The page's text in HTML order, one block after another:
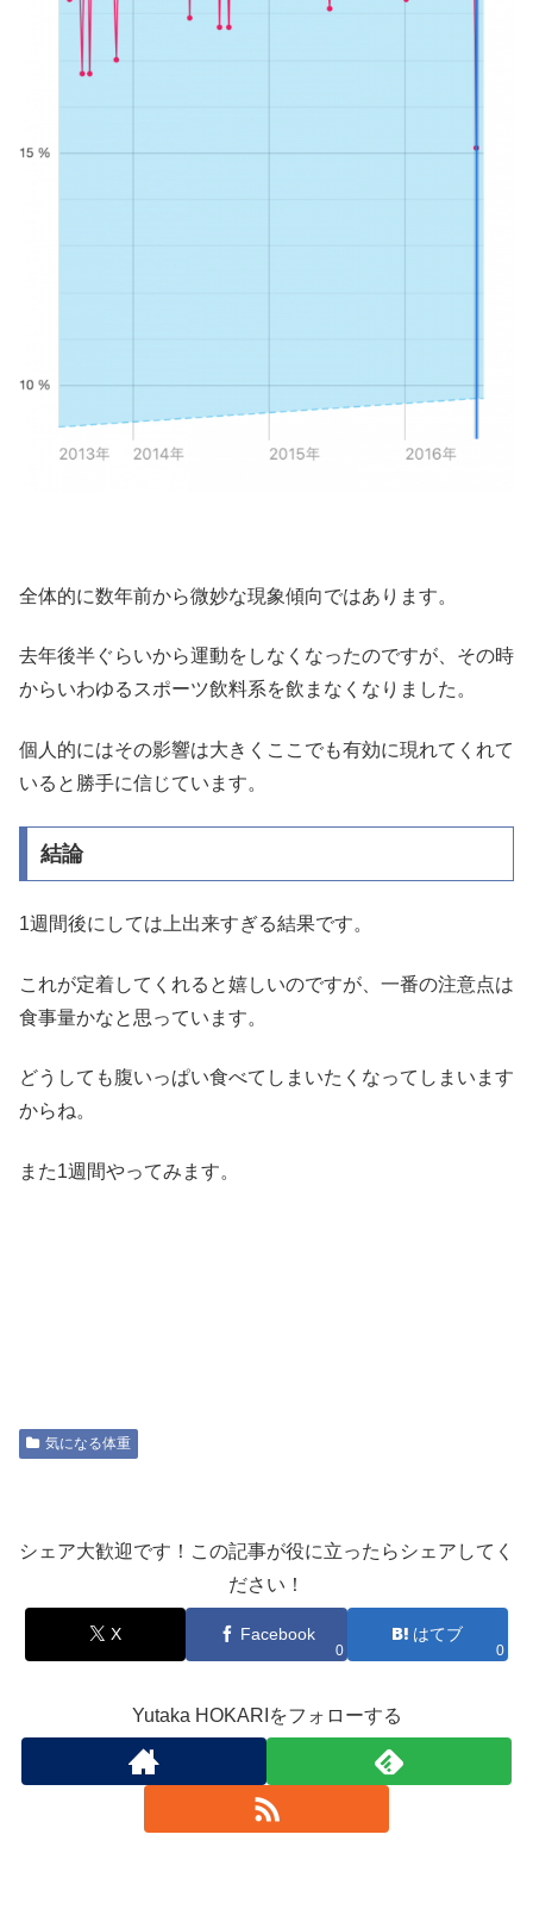
全体的に数年前から微妙な現象傾向ではあります。
去年後半ぐらいから運動をしなくなったのですが、その時
からいわゆるスポーツ飲料系を飲まなくなりました。
個人的にはその影響は大きくここでも有効に現れてくれて
いると勝手に信じています。
結論
1週間後にしては上出来すぎる結果です。
これが定着してくれると嬉しいのですが、一番の注意点は
食事量かなと思っています。
どうしても腹いっぱい食べてしまいたくなってしまいます
からね。
また1週間やってみます。
気になる体重
シェア大歓迎です！この記事が役に立ったらシェアしてく
ださい！
X Facebook
0
はてブ
0
Yutaka HOKARIをフォローする